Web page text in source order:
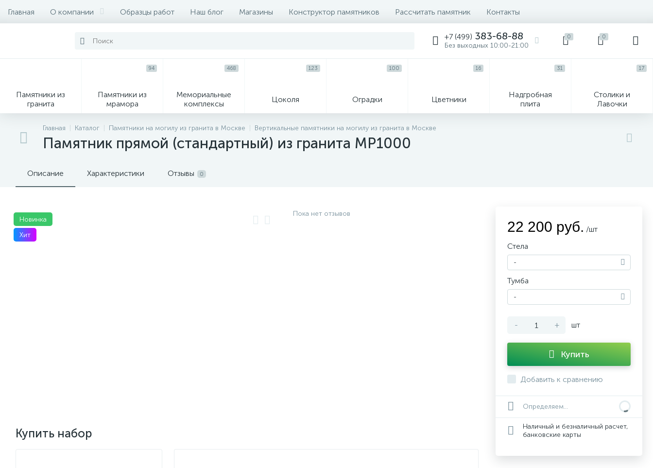
Главная О компании Образцы работ Наш блог Магазины Конструктор памятников Рассчитать памятник Контакты
+7 (499) 383-68-88
Без выходных 10:00-21:00
0 0
Памятники из
гранита
Памятники из
мрамора
94
Мемориальные
комплексы
468
Цоколя
123
Оградки
100
Цветники
16
Надгробная
плита
31
Столики и
Лавочки
17
Могильные кресты
Главная Каталог Памятники на могилу из гранита в Москве Вертикальные памятники на могилу из гранита в Москве
Памятник прямой (стандартный) из гранита MP1000
Описание Характеристики Отзывы 0
Новинка
Хит
Пока нет отзывов
Купить набор
22 200 руб. /шт
Стела
-
Тумба
-
- + шт
Купить
Добавить к сравнению
Определяем...
Наличный и безналичный расчет,
банковские карты